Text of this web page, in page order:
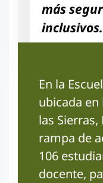
más
inclusivos.
En la
ubicada en
las
rampa de
106
docente,